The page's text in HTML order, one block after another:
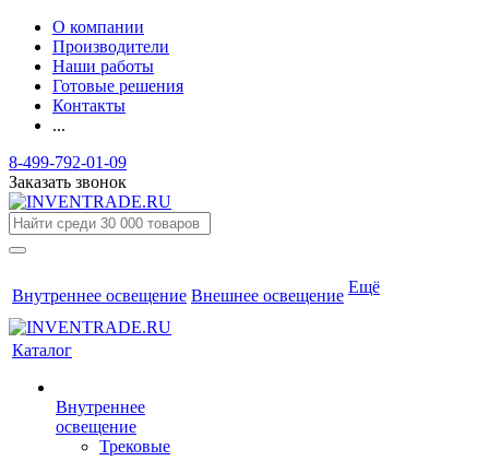
О компании
Производители
Наши работы
Готовые решения
Контакты
...
8-499-792-01-09
Заказать звонок
Внутреннее освещение Внешнее освещение Ещё
Каталог
Внутреннее
освещение
Трековые